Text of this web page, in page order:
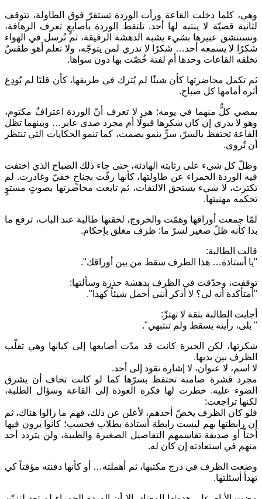
وهي، كلما دخلت القاعة ورأت الوردة تستقرّ فوق الطاولة، تتوقف
لثانية قصيّة لا ينتبه لها أحد. تلتقط الوردة بأصابعٍ تعرف الرهافة،
وتستنشق عبيرها بشيء يشبه الدهشة الرقيقة، ثم تُرسل في الهواء
شكرًا لا يسمعه أحد… شكرًا لا تدري لمن يتوجّه، ولا تعلم أهو طقسٌ
تخلقه القاعات وحدها أم لفتة خُصّت بها دون سواها.
ثم تكمل محاضرتها كأن شيئًا لم يُترك في طريقها، كأن قلبًا لم يُودِع
أثره أمامها كل صباح.
يمضي كلٌّ منهما في يومه: هي لا تعرف أنّ الوردة اعترافٌ مكتوم،
وهو لا يدري إن كان شكرها قبولًا أم مجرد صدى عابر… وبينهما تظل
القاعة تحتفظ بالسرّ، سرٍّ ينمو بصمت، كما تنمو الحكايات التي تنتظر
أن تُروى.
وظلّ كل شيء على رتابته الهادئة، حتى جاء ذلك الصباح الذي اختفت
فيه الوردة الحمراء عن طاولتها، كأنها رفّت بجناحٍ خفيّ وغادرت. لم
تكترث، لا شيء يستحق الالتفات، ثم تابعت محاضرتها بصوتٍ مستوٍ
تحكمه مهنيتها.
لمّا جمعت أوراقها وهمّت والخروج، لحقتها طالبة عند الباب، ترفع ما
بدا كأنه ظلّ صغير لسرّ ما: ظرف مغلق بإحكام.
قالت الطالبة:
"يا أستاذة… هذا الظرف سقط من بين أوراقك".
توقفت، وحدّقت في الظرف بدهشة حذرة وسألتها:
"أمتأكدة أنه لي؟ لا أذكر أنني أحمل شيئاً كهذا".
أجابت الطالبة بثقة لا تهتزّ:
" بلى، رأيته يسقط ولم تنتبهي".
شكرتها، لكن الحيرة كانت قد مدّت أصابعها إلى كيانها وهي تقلّب
الظرف بين يديها.
لا اسم، لا عنوان، لا إشارة تقود إلى أحد.
مجرد قشرة صامتة تحتفظ بسرّها كما لو كانت تخاف أن يشرق
الضوء عليه. خطرت لها فكرة العودة إلى القاعة وسؤال الطلبة،
لكنها تراجعت:
فلو كان الظرف يخصّ أحدهم، لأعلن عن ذلك، فهم ما زالوا هناك، ثم
إن رابطتها بهم ليست رابطة أستاذة بطلاب فحسب؛ كانوا يرون فيها
أختاً أو صديقة تقاسمهم التفاصيل الصغيرة والطيبة، ولن يتردد أحد
منهم في استعادته إن كان له.
وضعت الظرف في درج مكتبها، ثم أهملته… أو كأنها دفنته مؤقتاً كي
تهدأ أسئلتها.